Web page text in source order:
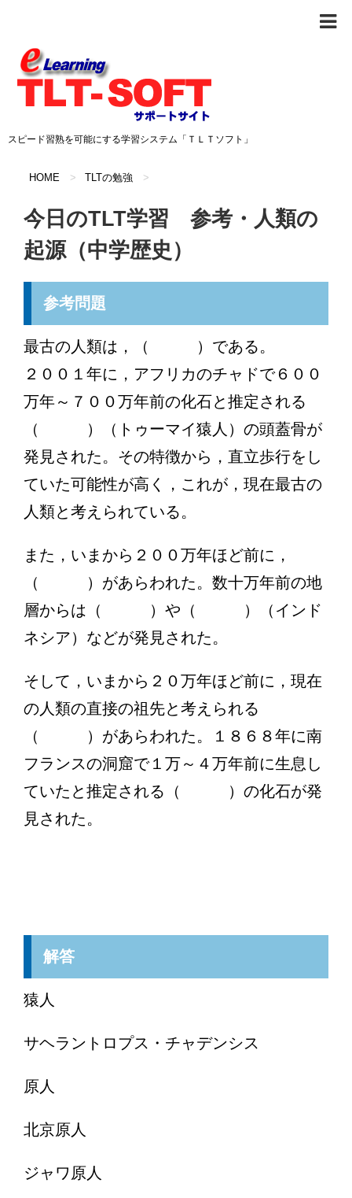
スピード習熟を可能にする学習システム「ＴＬＴソフト」
HOME > TLTの勉強 >
今日のTLT学習 参考・人類の
起源（中学歴史）
参考問題
最古の人類は，（ ）である。
２００１年に，アフリカのチャドで６００
万年～７００万年前の化石と推定される
（ ）（トゥーマイ猿人）の頭蓋骨が
発見された。その特徴から，直立歩行をし
ていた可能性が高く，これが，現在最古の
人類と考えられている。
また，いまから２００万年ほど前に，
（ ）があらわれた。数十万年前の地
層からは（ ）や（ ）（インド
ネシア）などが発見された。
そして，いまから２０万年ほど前に，現在
の人類の直接の祖先と考えられる
（ ）があらわれた。１８６８年に南
フランスの洞窟で１万～４万年前に生息し
ていたと推定される（ ）の化石が発
見された。
解答
猿人
サヘラントロプス・チャデンシス
原人
北京原人
ジャワ原人